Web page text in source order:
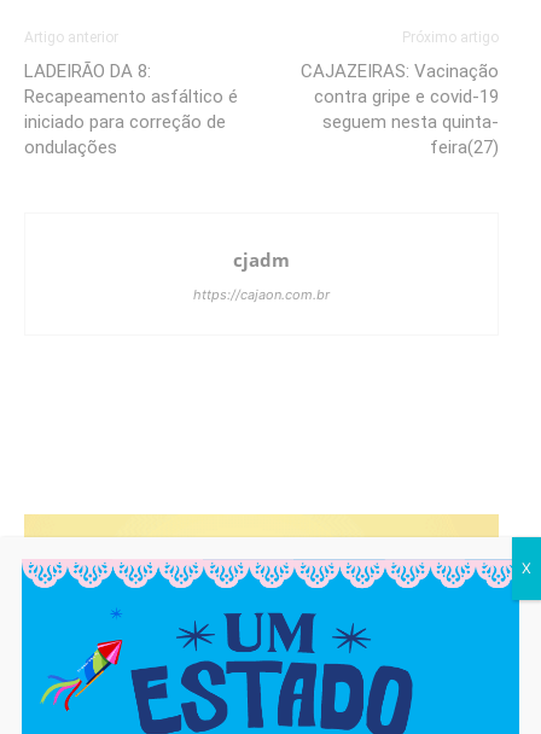
Artigo anterior
LADEIRÃO DA 8:
Recapeamento asfáltico é
iniciado para correção de
ondulações
Próximo artigo
CAJAZEIRAS: Vacinação
contra gripe e covid-19
seguem nesta quinta-
feira(27)
cjadm
https://cajaon.com.br
X